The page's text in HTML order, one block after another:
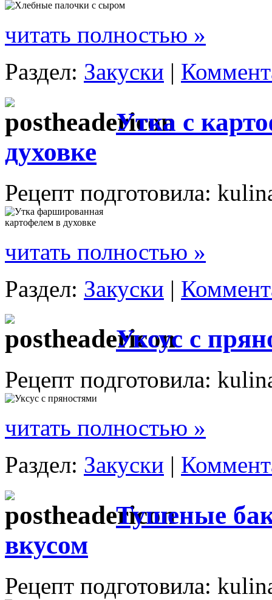
читать полностью »
Раздел: Закуски |
Утка с
духовке
Рецепт подготовила:
читать полностью »
Раздел: Закуски |
Уксус с
Рецепт подготовила:
читать полностью »
Раздел: Закуски |
Тушеные
вкусом
Рецепт подготовила: